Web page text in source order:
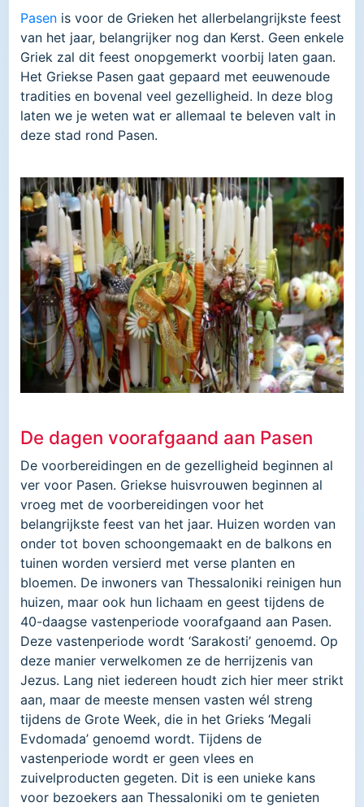
Pasen is voor de Grieken het allerbelangrijkste feest
van het jaar, belangrijker nog dan Kerst. Geen enkele
Griek zal dit feest onopgemerkt voorbij laten gaan.
Het Griekse Pasen gaat gepaard met eeuwenoude
tradities en bovenal veel gezelligheid. In deze blog
laten we je weten wat er allemaal te beleven valt in
deze stad rond Pasen.
De dagen voorafgaand aan Pasen
De voorbereidingen en de gezelligheid beginnen al
ver voor Pasen. Griekse huisvrouwen beginnen al
vroeg met de voorbereidingen voor het
belangrijkste feest van het jaar. Huizen worden van
onder tot boven schoongemaakt en de balkons en
tuinen worden versierd met verse planten en
bloemen. De inwoners van Thessaloniki reinigen hun
huizen, maar ook hun lichaam en geest tijdens de
40-daagse vastenperiode voorafgaand aan Pasen.
Deze vastenperiode wordt ‘Sarakosti’ genoemd. Op
deze manier verwelkomen ze de herrijzenis van
Jezus. Lang niet iedereen houdt zich hier meer strikt
aan, maar de meeste mensen vasten wél streng
tijdens de Grote Week, die in het Grieks ‘Megali
Evdomada’ genoemd wordt. Tijdens de
vastenperiode wordt er geen vlees en
zuivelproducten gegeten. Dit is een unieke kans
voor bezoekers aan Thessaloniki om te genieten